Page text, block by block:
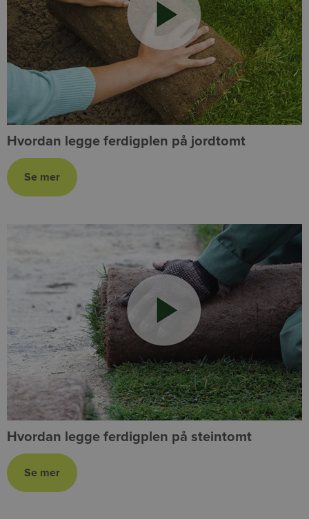
Hvordan legge ferdigplen på jordtomt
Hvordan legge ferdigplen på steintomt